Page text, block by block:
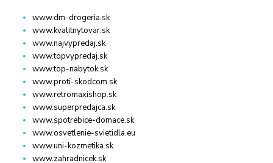
www.dm-drogeria.sk
www.kvalitnytovar.sk
www.najvypredaj.sk
www.topvypredaj.sk
www.top-nabytok.sk
www.proti-skodcom.sk
www.retromaxishop.sk
www.superpredajca.sk
www.spotrebice-domace.sk
www.osvetlenie-svietidla.eu
www.uni-kozmetika.sk
www.zahradnicek.sk